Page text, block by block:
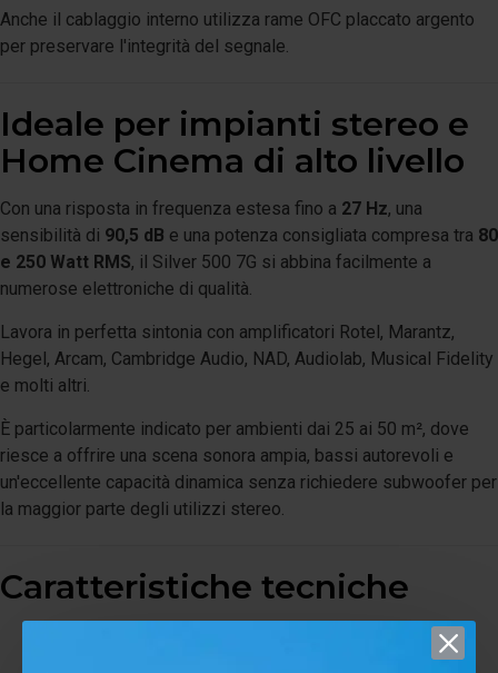
Anche il cablaggio interno utilizza rame OFC placcato argento
per preservare l'integrità del segnale.
Ideale per impianti stereo e
Home Cinema di alto livello
Con una risposta in frequenza estesa fino a 27 Hz, una
sensibilità di 90,5 dB e una potenza consigliata compresa tra 80
e 250 Watt RMS, il Silver 500 7G si abbina facilmente a
numerose elettroniche di qualità.
Lavora in perfetta sintonia con amplificatori Rotel, Marantz,
Hegel, Arcam, Cambridge Audio, NAD, Audiolab, Musical Fidelity
e molti altri.
È particolarmente indicato per ambienti dai 25 ai 50 m², dove
riesce a offrire una scena sonora ampia, bassi autorevoli e
un'eccellente capacità dinamica senza richiedere subwoofer per
la maggior parte degli utilizzi stereo.
Caratteristiche tecniche
Tipologia: diffusore da pavimento bass reflex a 3 vie
con UD